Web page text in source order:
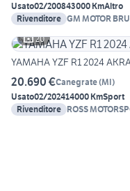
Usato02/200843000 KmAltro
Rivenditore GM MOTOR
20
YAMAHA YZF R1 2024
20.690 €Canegrate(MI)
Usato02/202414000 KmSport
Rivenditore ROSS